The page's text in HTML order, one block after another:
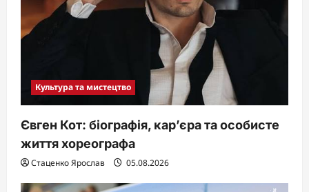
Культура та мистецтво
Євген Кот: біографія, кар’єра та особисте
життя хореографа
Стаценко Ярослав 05.08.2026